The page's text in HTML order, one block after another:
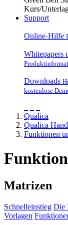
Kurs/
Support
Online-Hilfe
Whitepapers
Downloads
kostenlose
Qualica
Qualica
Funktionen
Matrizen
Schnelleinstieg Die
Vorlagen